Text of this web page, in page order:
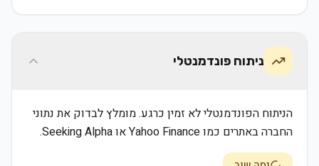
ניתוח פונדמנטלי
הניתוח הפונדמנטלי לא זמין כרגע. מומלץ לבדוק את נתוני
החברה באתרים כמו Yahoo Finance או Seeking Alpha.